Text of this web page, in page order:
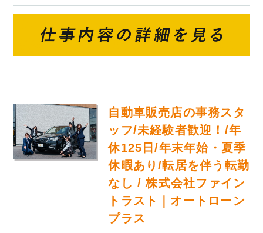
自動車販売店の事務スタ
ッフ/未経験者歓迎！/年
休125日/年末年始・夏季
休暇あり/転居を伴う転勤
なし / 株式会社ファイン
トラスト｜オートローン
プラス